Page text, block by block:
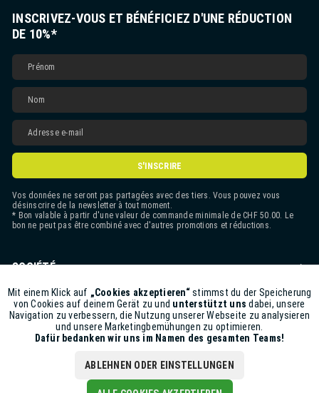
INSCRIVEZ-VOUS ET BÉNÉFICIEZ D'UNE RÉDUCTION
DE 10%*
S'INSCRIRE
Vos données ne seront pas partagées avec des tiers. Vous pouvez vous
désinscrire de la newsletter à tout moment.
* Bon valable à partir d'une valeur de commande minimale de CHF 50.00. Le
bon ne peut pas être combiné avec d'autres promotions et réductions.
SOCIÉTÉ
CONTACT
ASSISTANCE BOUTIQUE
INFORMATIONS
Funktionale Aktiv
Marketing Inaktiv
Inaktiv
Mit einem Klick auf „Cookies akzeptieren“stimmst du der Speicherung
von Cookies auf deinem Gerät zu und unterstützt uns dabei, unsere
Navigation zu verbessern, die Nutzung unserer Webseite zu analysieren
und unsere Marketingbemühungen zu optimieren.
Dafür bedanken wir uns im Namen des gesamten Teams!
ABLEHNEN ODER EINSTELLUNGEN